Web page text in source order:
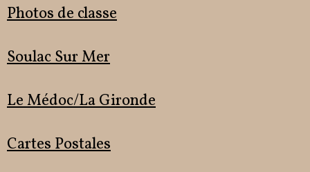
Photos de classe
Soulac Sur Mer
Le Médoc/La Gironde
Cartes Postales